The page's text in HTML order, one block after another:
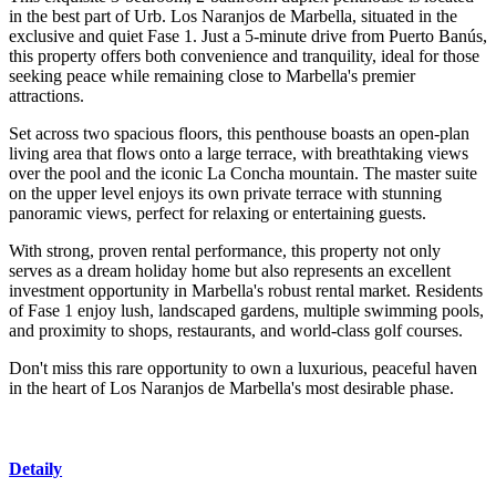
in the best part of Urb. Los Naranjos de Marbella, situated in the
exclusive and quiet Fase 1. Just a 5-minute drive from Puerto Banús,
this property offers both convenience and tranquility, ideal for those
seeking peace while remaining close to Marbella's premier
attractions.
Set across two spacious floors, this penthouse boasts an open-plan
living area that flows onto a large terrace, with breathtaking views
over the pool and the iconic La Concha mountain. The master suite
on the upper level enjoys its own private terrace with stunning
panoramic views, perfect for relaxing or entertaining guests.
With strong, proven rental performance, this property not only
serves as a dream holiday home but also represents an excellent
investment opportunity in Marbella's robust rental market. Residents
of Fase 1 enjoy lush, landscaped gardens, multiple swimming pools,
and proximity to shops, restaurants, and world-class golf courses.
Don't miss this rare opportunity to own a luxurious, peaceful haven
in the heart of Los Naranjos de Marbella's most desirable phase.
Detaily